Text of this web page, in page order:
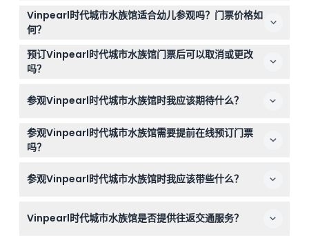
Vinpearl时代城市水族馆每天开放时间为上午10:00至晚上
10:00，最后入场时间为晚上9:00。周末和公共假期开放时
间稍早，为上午9:30（可能会有变动—请在预订时确认）。
Vinpearl时代城市水族馆适合幼儿参观吗？门票价格如
何？
身高80厘米以下的儿童在有付费成人陪同下免费入场，身
高在80厘米至140厘米之间的需购买儿童票，身高超过140
厘米的游客需购买成人票。
预订Vinpearl时代城市水族馆门票后可以取消或更改
吗？
退款或更改。
参观Vinpearl时代城市水族馆时我应该期待什么？
您将体验沉浸式主题区，包括淡水区、咸水区和爬行动物
区，壮观的180度水下隧道，以及带有3D效果和创意灯光的
特别展览。
参观Vinpearl时代城市水族馆需要提前在线预订门票
吗？
观时间余票最方便的方式。
参观Vinpearl时代城市水族馆时我应该带些什么？
物；场内提供食品、饮料和纪念品，但不包含在门票内。
Vinpearl时代城市水族馆是否提供往返交通服务？